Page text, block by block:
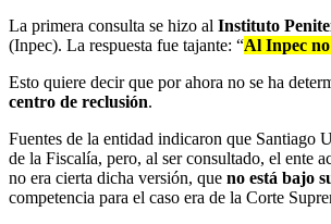
La primera consulta se hizo al Instituto
(Inpec). La respuesta fue tajante: “Al Inpec
Esto quiere decir que por ahora no se ha
centro de reclusión.
Fuentes de la entidad indicaron que Santiago
de la Fiscalía, pero, al ser consultado, el ente
no era cierta dicha versión, que no está bajo
competencia para el caso era de la Corte